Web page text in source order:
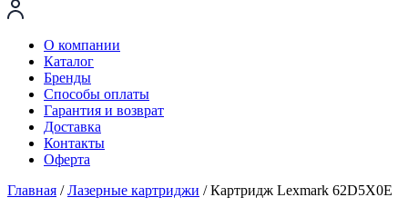
О компании
Каталог
Бренды
Способы оплаты
Гарантия и возврат
Доставка
Контакты
Оферта
Главная /Лазерные картриджи / Картридж Lexmark 62D5X0E